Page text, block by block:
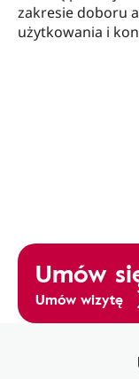
zakresie doboru
użytkowania i
Umów
Umów wizytę